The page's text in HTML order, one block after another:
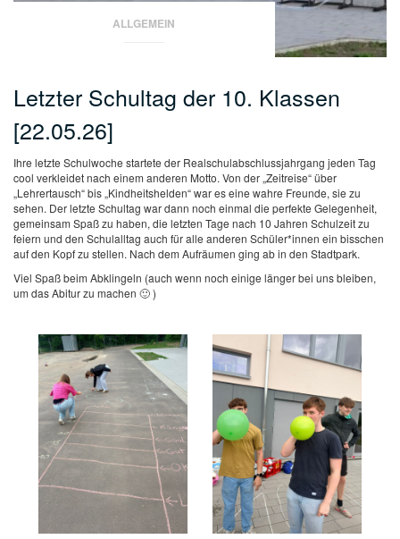
ALLGEMEIN
Letzter Schultag der 10. Klassen
[22.05.26]
Ihre letzte Schulwoche startete der Realschulabschlussjahrgang jeden Tag
cool verkleidet nach einem anderen Motto. Von der „Zeitreise“ über
„Lehrertausch“ bis „Kindheitshelden“ war es eine wahre Freunde, sie zu
sehen. Der letzte Schultag war dann noch einmal die perfekte Gelegenheit,
gemeinsam Spaß zu haben, die letzten Tage nach 10 Jahren Schulzeit zu
feiern und den Schulalltag auch für alle anderen Schüler*innen ein bisschen
auf den Kopf zu stellen. Nach dem Aufräumen ging ab in den Stadtpark.
Viel Spaß beim Abklingeln (auch wenn noch einige länger bei uns bleiben,
um das Abitur zu machen 🙂 )